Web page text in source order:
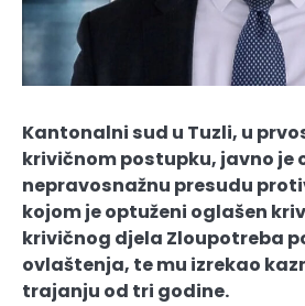
Kantonalni sud u Tuzli, u
krivičnom postupku, javno je
nepravosnažnu presudu
kojom je optuženi oglašen
krivičnog djela Zloupotreba
ovlaštenja, te mu izrekao
trajanju od tri godine.